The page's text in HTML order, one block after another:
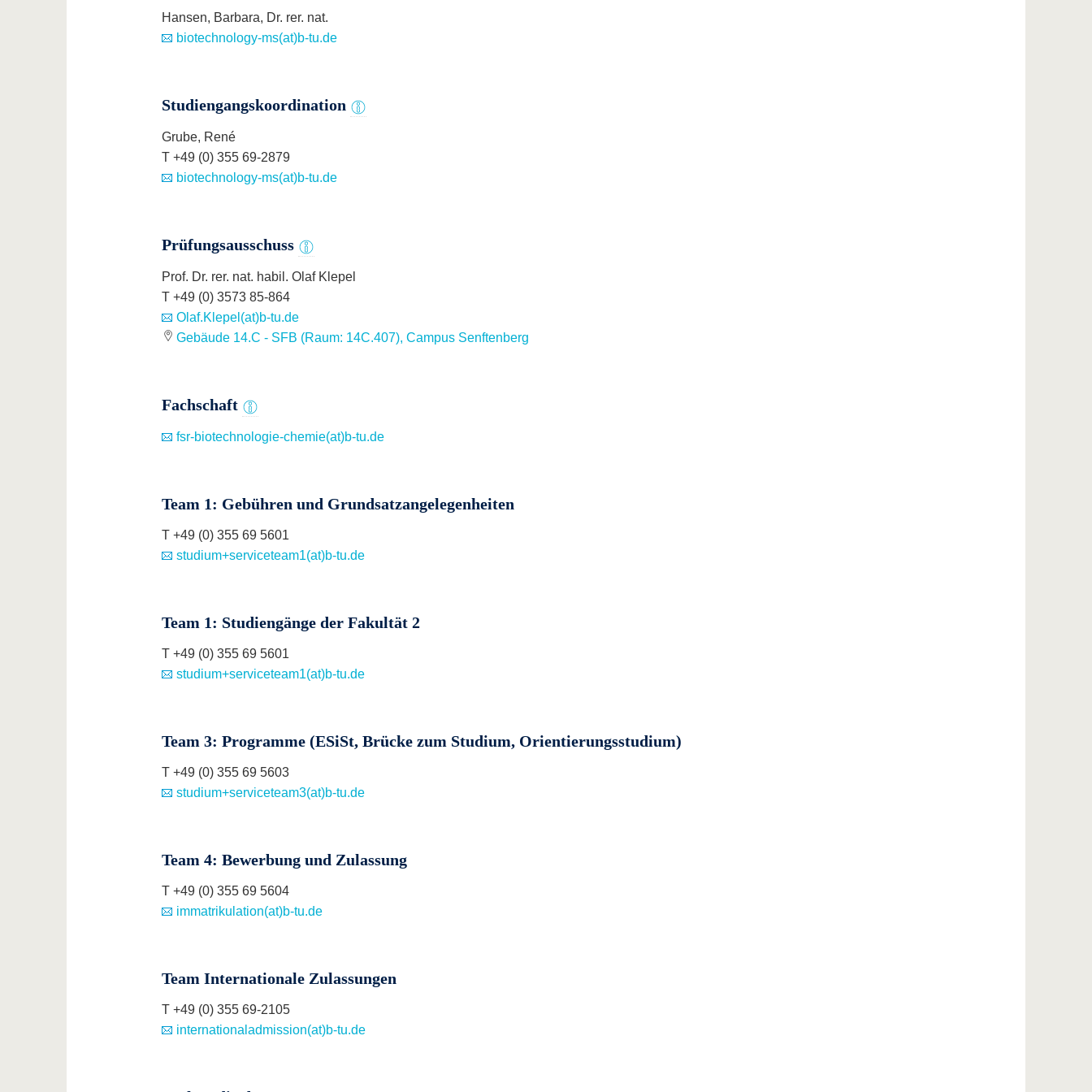
Hansen, Barbara, Dr. rer. nat.
biotechnology-ms(at)b-tu.de
Studiengangskoordination
Grube, René
T +49 (0) 355 69-2879
biotechnology-ms(at)b-tu.de
Prüfungsausschuss
Prof. Dr. rer. nat. habil. Olaf Klepel
T +49 (0) 3573 85-864
Olaf.Klepel(at)b-tu.de
Gebäude 14.C - SFB (Raum: 14C.407), Campus Senftenberg
Fachschaft
fsr-biotechnologie-chemie(at)b-tu.de
Team 1: Gebühren und Grundsatzangelegenheiten
T +49 (0) 355 69 5601
studium+serviceteam1(at)b-tu.de
Team 1: Studiengänge der Fakultät 2
T +49 (0) 355 69 5601
studium+serviceteam1(at)b-tu.de
Team 3: Programme (ESiSt, Brücke zum Studium, Orientierungsstudium)
T +49 (0) 355 69 5603
studium+serviceteam3(at)b-tu.de
Team 4: Bewerbung und Zulassung
T +49 (0) 355 69 5604
immatrikulation(at)b-tu.de
Team Internationale Zulassungen
T +49 (0) 355 69-2105
internationaladmission(at)b-tu.de